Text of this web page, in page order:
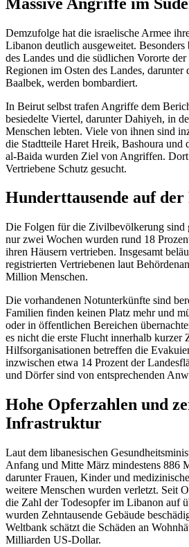
Demzufolge hat die israelische Armee
Libanon deutlich ausgeweitet. Besonders
des Landes und die südlichen Vororte
Regionen im Osten des Landes, darunter
Baalbek, werden bombardiert.
In Beirut selbst trafen Angriffe dem
besiedelte Viertel, darunter Dahiyeh, in
Menschen lebten. Viele von ihnen sind
die Stadtteile Haret Hreik, Bashoura und
al-Baida wurden Ziel von Angriffen. Dort
Vertriebene Schutz gesucht.
Hunderttausende auf
Die Folgen für die Zivilbevölkerung sind
nur zwei Wochen wurden rund 18
ihren Häusern vertrieben. Insgesamt
registrierten Vertriebenen laut
Million Menschen.
Die vorhandenen Notunterkünfte sind
Familien finden keinen Platz mehr und
oder in öffentlichen Bereichen
es nicht die erste Flucht innerhalb kurzer
Hilfsorganisationen betreffen die
inzwischen etwa 14 Prozent der
und Dörfer sind von entsprechenden
Hohe Opferzahlen und
Infrastruktur
Laut dem libanesischen
Anfang und Mitte März mindestens 886
darunter Frauen, Kinder und
weitere Menschen wurden verletzt. Seit
die Zahl der Todesopfer im Libanon auf
wurden Zehntausende Gebäude
Weltbank schätzt die Schäden an
Milliarden US-Dollar.